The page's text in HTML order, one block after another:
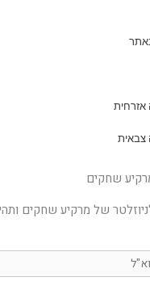
אזרחית
צבאית
שחקים
של מרקיע שחקים